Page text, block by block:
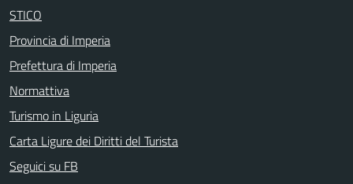
STICO
Provincia di Imperia
Prefettura di Imperia
Normattiva
Turismo in Liguria
Carta Ligure dei Diritti del Turista
Seguici su FB